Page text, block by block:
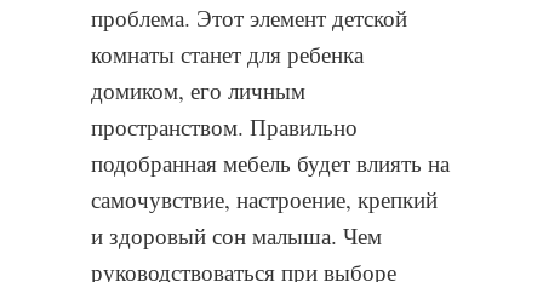
проблема. Этот элемент детской
комнаты станет для ребенка
домиком, его личным
пространством. Правильно
подобранная мебель будет влиять на
самочувствие, настроение, крепкий
и здоровый сон малыша. Чем
руководствоваться при выборе